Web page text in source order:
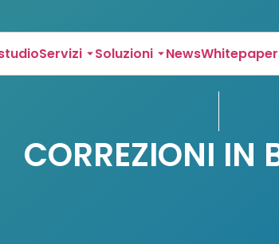
Servizi Soluzioni News
CORREZIONI IN